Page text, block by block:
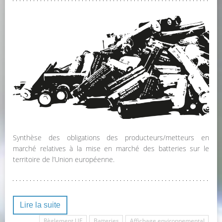
Synthèse des obligations des producteurs/metteurs en
marché relatives à la mise en marché des batteries sur le
territoire de l’Union européenne.
Lire la suite